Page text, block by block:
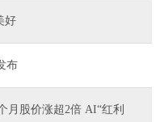
好
布
月股价涨超2倍 AI“红利